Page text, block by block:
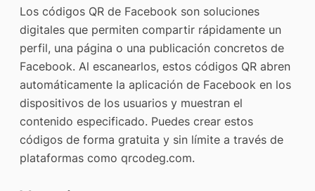
Los códigos QR de Facebook son soluciones
digitales que permiten compartir rápidamente un
perfil, una página o una publicación concretos de
Facebook. Al escanearlos, estos códigos QR abren
automáticamente la aplicación de Facebook en los
dispositivos de los usuarios y muestran el
contenido especificado. Puedes crear estos
códigos de forma gratuita y sin límite a través de
plataformas como qrcodeg.com.